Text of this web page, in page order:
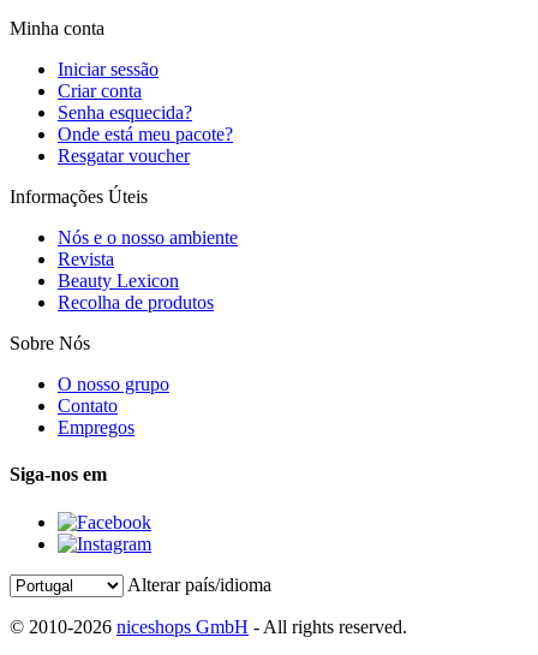
Minha conta
Iniciar sessão
Criar conta
Senha esquecida?
Onde está meu pacote?
Resgatar voucher
Informações Úteis
Nós e o nosso ambiente
Revista
Beauty Lexicon
Recolha de produtos
Sobre Nós
O nosso grupo
Contato
Empregos
Siga-nos em
Alterar país/idioma
© 2010-2026 niceshops GmbH - All rights reserved.